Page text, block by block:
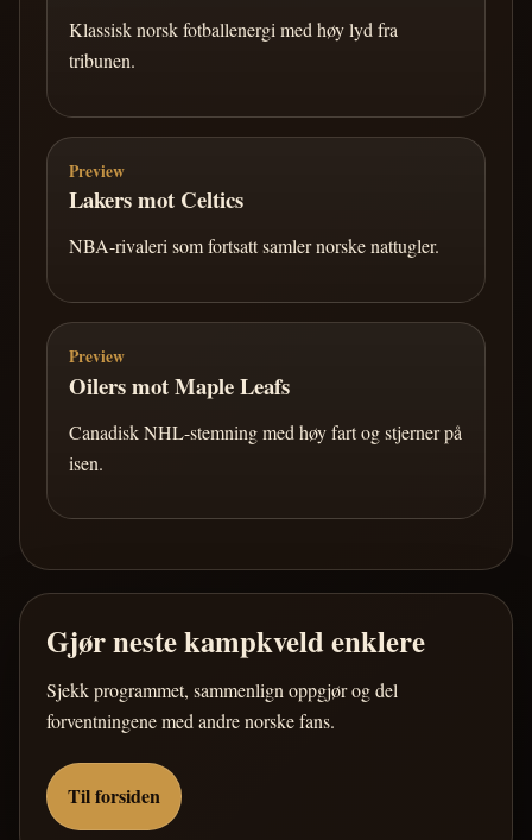
Klassisk norsk fotballenergi med høy lyd fra
tribunen.
Preview
Lakers mot Celtics
NBA-rivaleri som fortsatt samler norske nattugler.
Preview
Oilers mot Maple Leafs
Canadisk NHL-stemning med høy fart og stjerner på
isen.
Gjør neste kampkveld enklere
Sjekk programmet, sammenlign oppgjør og del
forventningene med andre norske fans.
Til forsiden